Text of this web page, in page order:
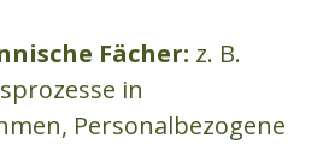
Fächer: z. B.
in
Personalbezogene